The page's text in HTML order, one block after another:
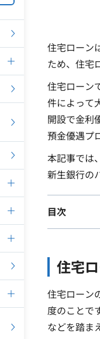
住宅ローン
ため、住宅
住宅ローン
件によって
開設で金利
預金優遇プ
本記事では
新生銀行の
目次
住宅
住宅ローン
度のことで
などを踏ま